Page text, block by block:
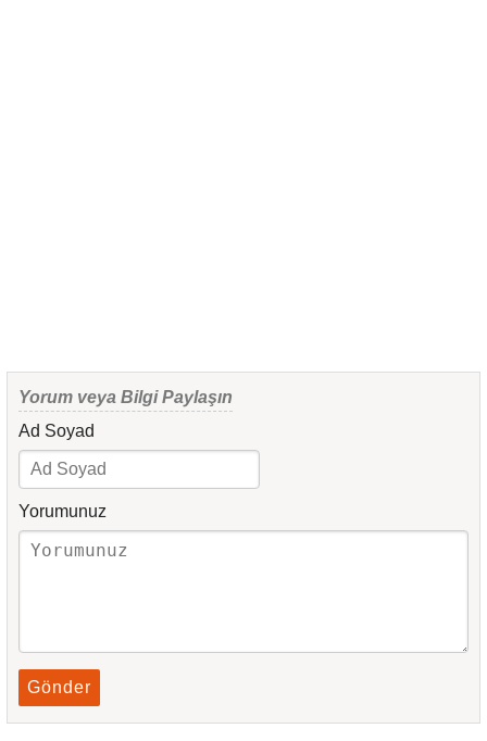
Yorum veya Bilgi Paylaşın
Ad Soyad
Yorumunuz
Gönder